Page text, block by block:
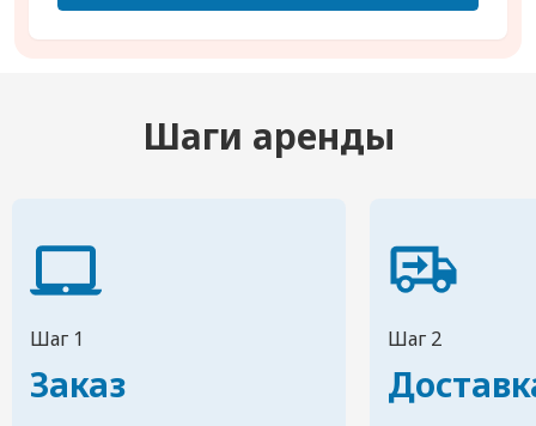
Шаги аренды
Шаг 1
Заказ
Шаг 2